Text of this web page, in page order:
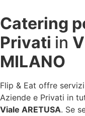
Catering
Privati in
MILANO
Flip & Eat offre servizi
Aziende e Privati in
Viale ARETUSA. Se